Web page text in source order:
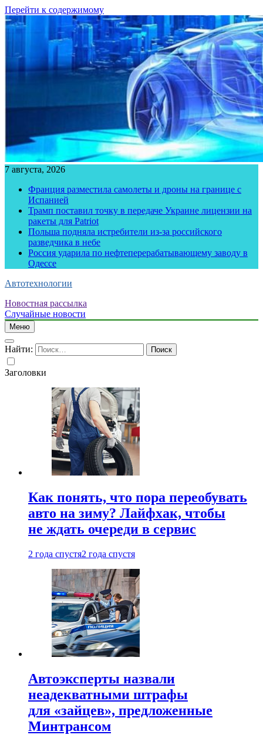
Перейти к содержимому
7 августа, 2026
Франция разместила самолеты и дроны на границе с
Испанией
Трамп поставил точку в передаче Украине лицензии на
ракеты для Patriot
Польша подняла истребители из-за российского
разведчика в небе
Россия ударила по нефтеперерабатывающему заводу в
Одессе
Автотехнологии
Новостная рассылка
Случайные новости
Меню
Найти:
Заголовки
Как понять, что пора переобувать
авто на зиму? Лайфхак, чтобы
не ждать очереди в сервис
2 года спустя2 года спустя
Автоэксперты назвали
неадекватными штрафы
для «зайцев», предложенные
Минтрансом